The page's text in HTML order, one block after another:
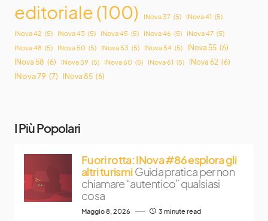
editoriale(100) INova 37 (5) INova 41 (5)
INova 42 (5) INova 43 (5) INova 45 (5) INova 46 (5) INova 47 (5)
INova 48 (5) INova 50 (5) INova 53 (5) INova 54 (5) INova 55 (6)
INova 58 (6) INova 59 (5) INova 60 (5) INova 61 (5) INova 62 (6)
INova 79 (7) INova 85 (6)
I Più Popolari
Fuori rotta: INova #86 esplora gli
altri turismi Guida pratica per non
chiamare “autentico” qualsiasi
cosa
Maggio 8, 2026 3 minute read